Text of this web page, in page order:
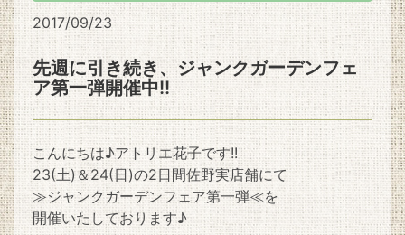
2017/09/23
先週に引き続き、ジャンクガーデンフェ
ア第一弾開催中!!
こんにちは♪アトリエ花子です!!
23(土)＆24(日)の2日間佐野実店舗にて
≫ジャンクガーデンフェア第一弾≪を
開催いたしております♪